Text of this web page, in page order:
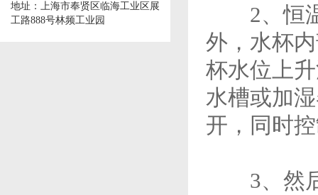
地址：上海市奉贤区临海工业区展
工路888号林频工业园
2、恒温
外，水杯
杯水位上
水槽或加
开，同时
3、然后